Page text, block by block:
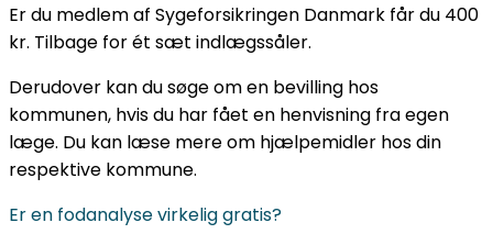
Er du medlem af Sygeforsikringen Danmark får du 400
kr. Tilbage for ét sæt indlægssåler.
Derudover kan du søge om en bevilling hos
kommunen, hvis du har fået en henvisning fra egen
læge. Du kan læse mere om hjælpemidler hos din
respektive kommune.
Er en fodanalyse virkelig gratis?